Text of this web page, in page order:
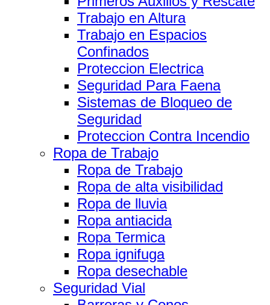
Trabajo en Altura
Trabajo en Espacios
Confinados
Proteccion Electrica
Seguridad Para Faena
Sistemas de Bloqueo de
Seguridad
Proteccion Contra Incendio
Ropa de Trabajo
Ropa de Trabajo
Ropa de alta visibilidad
Ropa de lluvia
Ropa antiacida
Ropa Termica
Ropa ignifuga
Ropa desechable
Seguridad Vial